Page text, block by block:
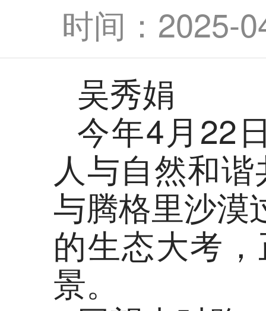
时间：2025-
吴秀娟
今年4月22
人与自然和
与腾格里沙漠
的生态大考
景。